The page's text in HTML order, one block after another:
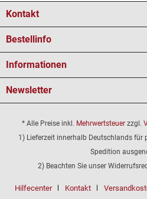
Kontakt
Bestellinfo
Informationen
Newsletter
* Alle Preise inkl. Mehrwertsteuer zzgl.
1) Lieferzeit innerhalb Deutschlands für
Spedition
2) Beachten Sie unser
Hilfecenter Kontakt